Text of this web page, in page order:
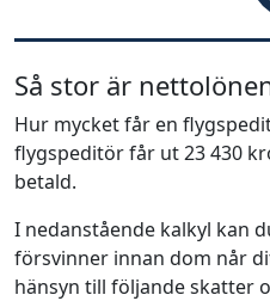
Så stor är
Hur mycket får en
flygspeditör får ut 23 430
betald.
I nedanstående kalkyl kan
försvinner innan dom når
hänsyn till följande skatter